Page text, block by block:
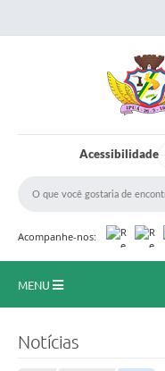
Acessibilidade
Acompanhe-nos:
MENU
Notícias